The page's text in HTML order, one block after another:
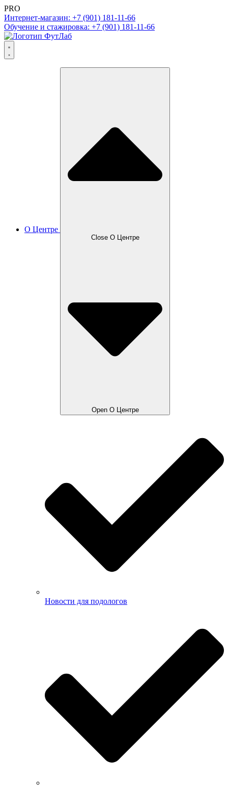
PRO
Интернет-магазин: +7 (901) 181-11-66
Обучение и стажировка: +7 (901) 181-11-66
О Центре
Close О Центре
Open О Центре
Новости для подологов